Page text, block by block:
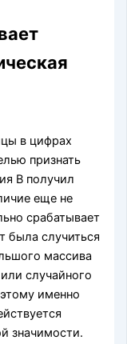
в цифрах
признать
B получил
еще не
срабатывает
случиться
массива
случайного
именно
значимости.